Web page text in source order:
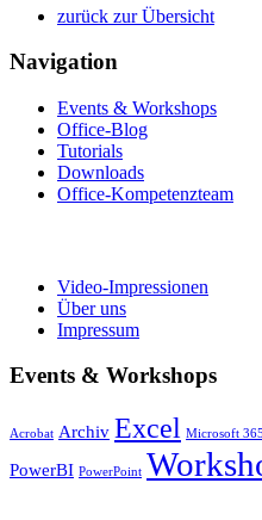
zurück zur Übersicht
Navigation
Events & Workshops
Office-Blog
Tutorials
Downloads
Office-Kompetenzteam
Video-Impressionen
Über uns
Impressum
Events & Workshops
Acrobat Archiv Excel Microsoft 365
PowerBI PowerPoint